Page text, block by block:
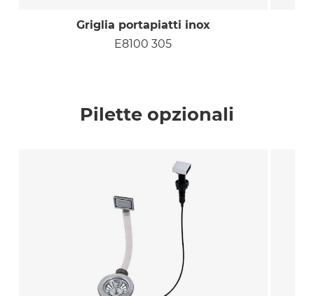
Griglia portapiatti inox
E8100 305
Pilette opzionali